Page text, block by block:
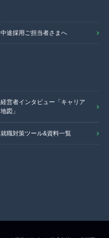
中途採用ご担当者さまへ
経営者インタビュー「キャリア
地図」
就職対策ツール&資料一覧